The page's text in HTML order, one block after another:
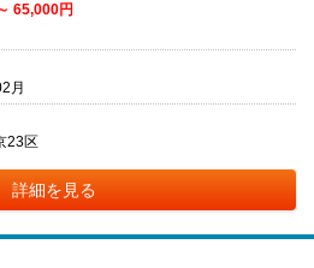
65,000円
月
23区
詳細を見る